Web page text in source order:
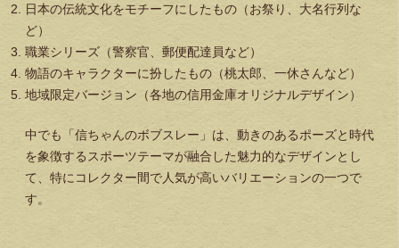
日本の伝統文化をモチーフにしたもの（お祭り、大名行列な
ど）
職業シリーズ（警察官、郵便配達員など）
物語のキャラクターに扮したもの（桃太郎、一休さんなど）
地域限定バージョン（各地の信用金庫オリジナルデザイン）
中でも「信ちゃんのボブスレー」は、動きのあるポーズと時代
を象徴するスポーツテーマが融合した魅力的なデザインとし
て、特にコレクター間で人気が高いバリエーションの一つで
す。